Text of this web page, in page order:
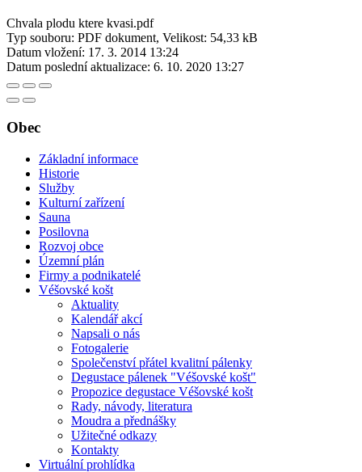
Chvala plodu ktere kvasi.pdf
Typ souboru: PDF dokument, Velikost: 54,33 kB
Datum vložení: 17. 3. 2014 13:24
Datum poslední aktualizace: 6. 10. 2020 13:27
Obec
Základní informace
Historie
Služby
Kulturní zařízení
Sauna
Posilovna
Rozvoj obce
Územní plán
Firmy a podnikatelé
Véšovské košt
Aktuality
Kalendář akcí
Napsali o nás
Fotogalerie
Společenství přátel kvalitní pálenky
Degustace pálenek "Véšovské košt"
Propozice degustace Véšovské košt
Rady, návody, literatura
Moudra a přednášky
Užitečné odkazy
Kontakty
Virtuální prohlídka